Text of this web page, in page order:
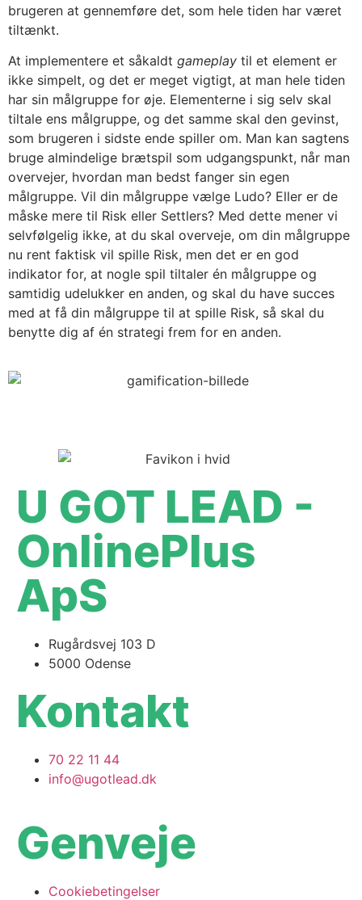
brugeren at gennemføre det, som hele tiden har været
tiltænkt.
At implementere et såkaldt gameplay til et element er
ikke simpelt, og det er meget vigtigt, at man hele tiden
har sin målgruppe for øje. Elementerne i sig selv skal
tiltale ens målgruppe, og det samme skal den gevinst,
som brugeren i sidste ende spiller om. Man kan sagtens
bruge almindelige brætspil som udgangspunkt, når man
overvejer, hvordan man bedst fanger sin egen
målgruppe. Vil din målgruppe vælge Ludo? Eller er de
måske mere til Risk eller Settlers? Med dette mener vi
selvfølgelig ikke, at du skal overveje, om din målgruppe
nu rent faktisk vil spille Risk, men det er en god
indikator for, at nogle spil tiltaler én målgruppe og
samtidig udelukker en anden, og skal du have succes
med at få din målgruppe til at spille Risk, så skal du
benytte dig af én strategi frem for en anden.
U GOT LEAD -
OnlinePlus
ApS
Rugårdsvej 103 D
5000 Odense
Kontakt
70 22 11 44
info@ugotlead.dk
Genveje
Cookiebetingelser